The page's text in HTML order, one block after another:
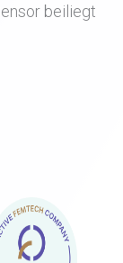
beiliegt